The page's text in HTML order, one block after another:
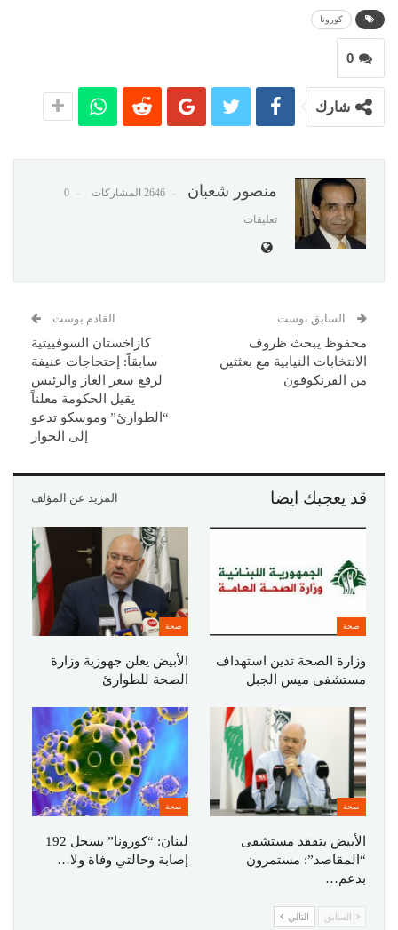
كورونا
0
شارك
منصور شعبان 2646 المشاركات 0
تعليقات
السابق بوست
محفوظ يبحث ظروف
الانتخابات النيابية مع بعثتين
من الفرنكوفون
القادم بوست
كازاخستان السوفييتية
سابقاً: إحتجاجات عنيفة
لرفع سعر الغاز والرئيس
يقيل الحكومة معلناً
“الطوارئ” وموسكو تدعو
إلى الحوار
قد يعجبك ايضا المزيد عن المؤلف
صحة
وزارة الصحة تدين استهداف
مستشفى ميس الجبل
صحة
الأبيض يعلن جهوزية وزارة
الصحة للطوارئ
صحة
الأبيض يتفقد مستشفى
“المقاصد”: مستمرون
بدعم…
صحة
لبنان: “كورونا” يسجل 192
إصابة وحالتي وفاة ولا…
السابق التالي